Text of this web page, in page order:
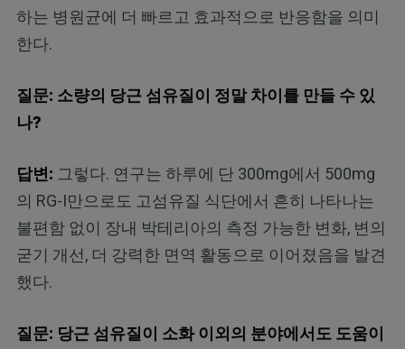
하는 병원균에 더 빠르고 효과적으로 반응함을 의미
한다.
질문: 소량의 당근 섬유질이 정말 차이를 만들 수 있
나?
답변: 그렇다. 연구는 하루에 단 300mg에서 500mg
의 RG-I만으로도 고섬유질 식단에서 흔히 나타나는
불편함 없이 장내 박테리아의 측정 가능한 변화, 변의
굳기 개선, 더 강력한 면역 활동으로 이어졌음을 발견
했다.
질문: 당근 섬유질이 소화 이외의 분야에서도 도움이